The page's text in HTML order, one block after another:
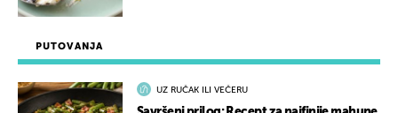
PUTOVANJA
UZ RUČAK ILI VEČERU